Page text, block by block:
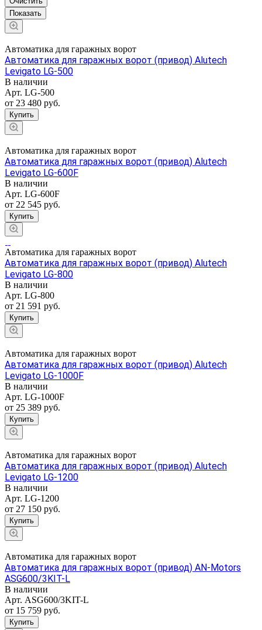
Автоматика для гаражных ворот
Автоматика для гаражных ворот (привод) Alutech
Levigato LG-500
В наличии
Арт. LG-500
от 23 480 руб.
Купить
Автоматика для гаражных ворот
Автоматика для гаражных ворот (привод) Alutech
Levigato LG-600F
В наличии
Арт. LG-600F
от 22 545 руб.
Купить
Автоматика для гаражных ворот
Автоматика для гаражных ворот (привод) Alutech
Levigato LG-800
В наличии
Арт. LG-800
от 21 591 руб.
Купить
Автоматика для гаражных ворот
Автоматика для гаражных ворот (привод) Alutech
Levigato LG-1000F
В наличии
Арт. LG-1000F
от 25 389 руб.
Купить
Автоматика для гаражных ворот
Автоматика для гаражных ворот (привод) Alutech
Levigato LG-1200
В наличии
Арт. LG-1200
от 27 150 руб.
Купить
Автоматика для гаражных ворот
Автоматика для гаражных ворот (привод) AN-Motors
ASG600/3KIT-L
В наличии
Арт. ASG600/3KIT-L
от 15 759 руб.
Купить